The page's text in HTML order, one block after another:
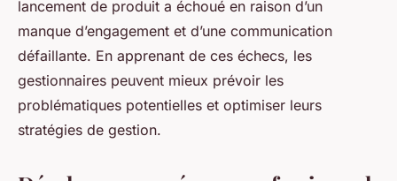
lancement de produit a échoué en raison d’un
manque d’engagement et d’une communication
défaillante. En apprenant de ces échecs, les
gestionnaires peuvent mieux prévoir les
problématiques potentielles et optimiser leurs
stratégies de gestion.